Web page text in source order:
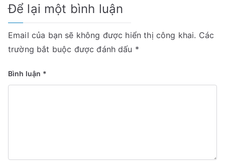
Để lại một bình luận
Email của bạn sẽ không được hiển thị công khai. Các
trường bắt buộc được đánh dấu *
Bình luận *